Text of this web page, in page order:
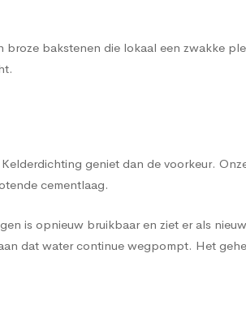
bakstenen die lokaal een zwakke
geniet dan de voorkeur.
cementlaag.
is opnieuw bruikbaar en ziet er als
dat water continue wegpompt. Het